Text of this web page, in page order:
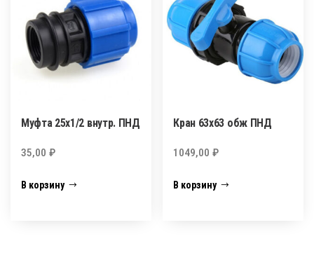
Муфта 25х1/2 внутр. ПНД
35,00 ₽
В корзину
Кран 63х63 обж ПНД
1049,00₽
В корзину